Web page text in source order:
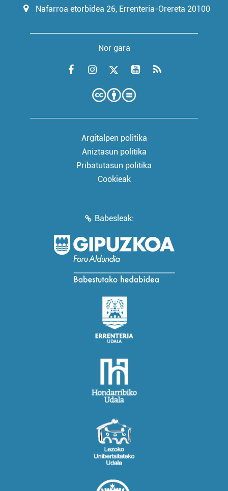
Nafarroa etorbidea 26, Errenteria-Orereta 20100
Nor gara
Argitalpen politika
Aniztasun politika
Pribatutasun politika
Cookieak
Babesleak: